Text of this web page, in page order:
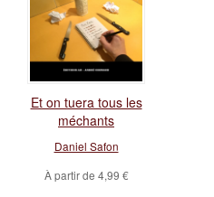
Et on tuera tous les
méchants
Daniel Safon
À partir de 4,99 €